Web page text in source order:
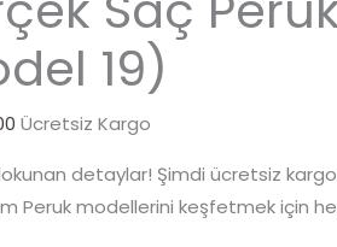
19)
Ücretsiz Kargo
detaylar! Şimdi ücretsiz kargo
Peruk modellerini keşfetmek için